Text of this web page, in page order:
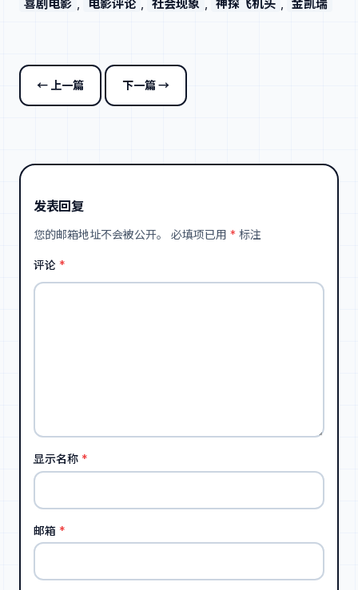
喜剧电影 , 电影评论 , 社会现象 , 神探飞机头 , 金凯瑞
← 上一篇 下一篇 →
发表回复
您的邮箱地址不会被公开。 必填项已用 * 标注
评论 *
显示名称 *
邮箱 *